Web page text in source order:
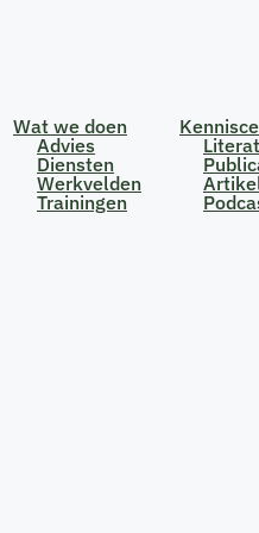
Wat we doen
Advies
Diensten
Werkvelden
Trainingen